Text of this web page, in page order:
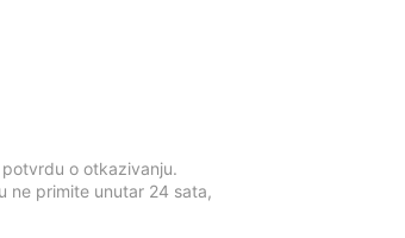
o otkazivanju.
ne primite unutar 24 sata,